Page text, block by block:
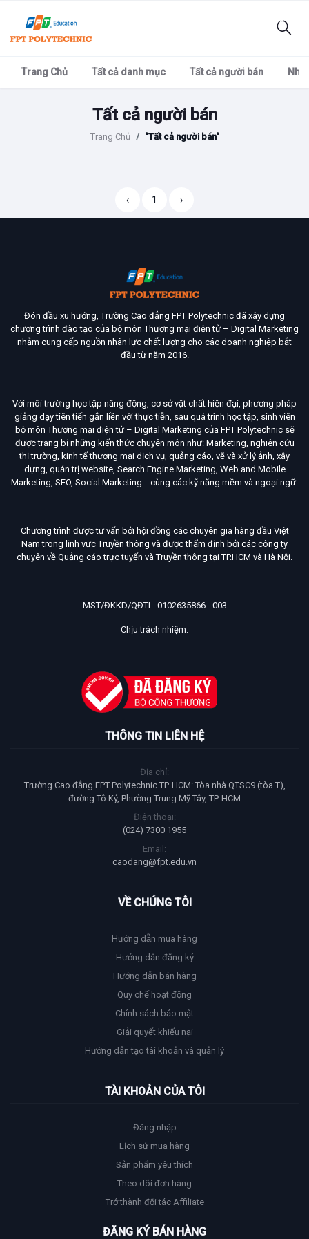
Trang Chủ Tất cả danh mục Tất cả người bán
Tất cả người bán
Trang Chủ "Tất cả người bán"
‹ 1 ›
Đón đầu xu hướng, Trường Cao đẳng FPT Polytechnic đã xây dựng
chương trình đào tạo của bộ môn Thương mại điện tử – Digital Marketing
nhằm cung cấp nguồn nhân lực chất lượng cho các doanh nghiệp bắt
đầu từ năm 2016.
Với môi trường học tập năng động, cơ sở vật chất hiện đại, phương pháp
giảng dạy tiên tiến gắn liền với thực tiễn, sau quá trình học tập, sinh viên
bộ môn Thương mại điện tử – Digital Marketing của FPT Polytechnic sẽ
được trang bị những kiến thức chuyên môn như: Marketing, nghiên cứu
thị trường, kinh tế thương mại dịch vụ, quảng cáo, vẽ và xử lý ảnh, xây
dựng, quản trị website, Search Engine Marketing, Web and Mobile
Marketing, SEO, Social Marketing… cùng các kỹ năng mềm và ngoại ngữ.
Chương trình được tư vấn bởi hội đồng các chuyên gia hàng đầu Việt
Nam trong lĩnh vực Truyền thông và được thẩm định bởi các công ty
chuyên về Quảng cáo trực tuyến và Truyền thông tại TP.HCM và Hà Nội.
MST/ĐKKD/QĐTL: 0102635866 - 003
Chịu trách nhiệm:
THÔNG TIN LIÊN HỆ
Địa chỉ:
Trường Cao đẳng FPT Polytechnic TP. HCM: Tòa nhà QTSC9 (tòa T),
đường Tô Ký, Phường Trung Mỹ Tây, TP. HCM
Điện thoại:
(024) 7300 1955
Email:
caodang@fpt.edu.vn
VỀ CHÚNG TÔI
Hướng dẫn mua hàng
Hướng dẫn đăng ký
Hướng dẫn bán hàng
Quy chế hoạt động
Chính sách bảo mật
Giải quyết khiếu nại
Hướng dẫn tạo tài khoản và quản lý
TÀI KHOẢN CỦA TÔI
Đăng nhập
Lịch sử mua hàng
Sản phẩm yêu thích
Theo dõi đơn hàng
Trở thành đối tác Affiliate
ĐĂNG KÝ BÁN HÀNG